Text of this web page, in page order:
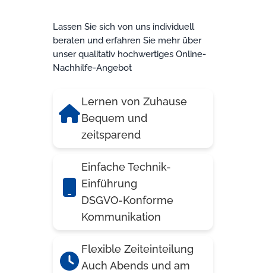
Lassen Sie sich von uns individuell
beraten und erfahren Sie mehr über
unser qualitativ hochwertiges Online-
Nachhilfe-Angebot
Lernen von Zuhause
Bequem und
zeitsparend
Einfache Technik-
Einführung
DSGVO-Konforme
Kommunikation
Flexible Zeiteinteilung
Auch Abends und am